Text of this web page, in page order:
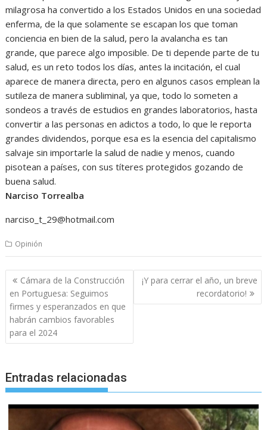
milagrosa ha convertido a los Estados Unidos en una sociedad
enferma, de la que solamente se escapan los que toman
conciencia en bien de la salud, pero la avalancha es tan
grande, que parece algo imposible. De ti depende parte de tu
salud, es un reto todos los días, antes la incitación, el cual
aparece de manera directa, pero en algunos casos emplean la
sutileza de manera subliminal, ya que, todo lo someten a
sondeos a través de estudios en grandes laboratorios, hasta
convertir a las personas en adictos a todo, lo que le reporta
grandes dividendos, porque esa es la esencia del capitalismo
salvaje sin importarle la salud de nadie y menos, cuando
pisotean a países, con sus títeres protegidos gozando de
buena salud.
Narciso Torrealba
narciso_t_29@hotmail.com
Opinión
Navegación
de
entradas
Cámara de la Construcción
en Portuguesa: Seguimos
firmes y esperanzados en que
habrán cambios favorables
para el 2024
¡Y para cerrar el año, un breve
recordatorio!
Entradas relacionadas